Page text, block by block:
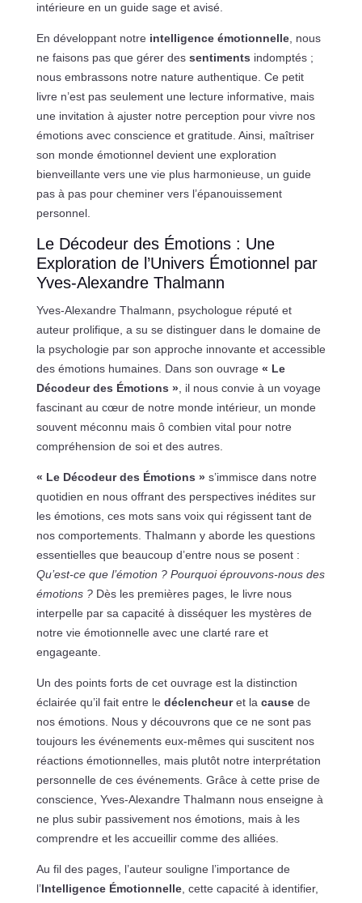
intérieure en un guide sage et avisé.
En développant notre intelligence émotionnelle, nous
ne faisons pas que gérer des sentiments indomptés ;
nous embrassons notre nature authentique. Ce petit
livre n’est pas seulement une lecture informative, mais
une invitation à ajuster notre perception pour vivre nos
émotions avec conscience et gratitude. Ainsi, maîtriser
son monde émotionnel devient une exploration
bienveillante vers une vie plus harmonieuse, un guide
pas à pas pour cheminer vers l’épanouissement
personnel.
Le Décodeur des Émotions : Une
Exploration de l’Univers Émotionnel par
Yves-Alexandre Thalmann
Yves-Alexandre Thalmann, psychologue réputé et
auteur prolifique, a su se distinguer dans le domaine de
la psychologie par son approche innovante et accessible
des émotions humaines. Dans son ouvrage « Le
Décodeur des Émotions », il nous convie à un voyage
fascinant au cœur de notre monde intérieur, un monde
souvent méconnu mais ô combien vital pour notre
compréhension de soi et des autres.
« Le Décodeur des Émotions »s’immisce dans notre
quotidien en nous offrant des perspectives inédites sur
les émotions, ces mots sans voix qui régissent tant de
nos comportements. Thalmann y aborde les questions
essentielles que beaucoup d’entre nous se posent :
Qu’est-ce que l’émotion ? Pourquoi éprouvons-nous des
émotions ?Dès les premières pages, le livre nous
interpelle par sa capacité à disséquer les mystères de
notre vie émotionnelle avec une clarté rare et
engageante.
Un des points forts de cet ouvrage est la distinction
éclairée qu’il fait entre le déclencheuret la causede
nos émotions. Nous y découvrons que ce ne sont pas
toujours les événements eux-mêmes qui suscitent nos
réactions émotionnelles, mais plutôt notre interprétation
personnelle de ces événements. Grâce à cette prise de
conscience, Yves-Alexandre Thalmann nous enseigne à
ne plus subir passivement nos émotions, mais à les
comprendre et les accueillir comme des alliées.
Au fil des pages, l’auteur souligne l’importance de
l’Intelligence Émotionnelle, cette capacité à identifier,